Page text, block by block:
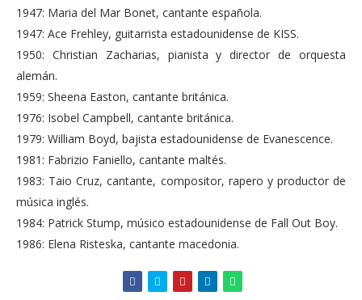
1947: Maria del Mar Bonet, cantante española.
1947: Ace Frehley, guitarrista estadounidense de KISS.
1950: Christian Zacharias, pianista y director de orquesta
alemán.
1959: Sheena Easton, cantante británica.
1976: Isobel Campbell, cantante británica.
1979: William Boyd, bajista estadounidense de Evanescence.
1981: Fabrizio Faniello, cantante maltés.
1983: Taio Cruz, cantante, compositor, rapero y productor de
música inglés.
1984: Patrick Stump, músico estadounidense de Fall Out Boy.
1986: Elena Risteska, cantante macedonia.